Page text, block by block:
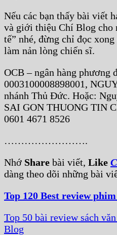
Nếu các bạn thấy bài viết
và giới thiệu Chí Blog cho
tế” nhé, đừng chỉ đọc
làm nản lòng chiến sĩ.
OCB – ngân hàng phương
0003100008898001,
nhánh Thủ Đức. Hoặc:
SAI GON THUONG TIN
0601 4671 8526
…………………….
Nhớ Share bài viết, Like
dàng theo dõi những bài
Top 120 Best review
Top 50 bài review sách
Blog